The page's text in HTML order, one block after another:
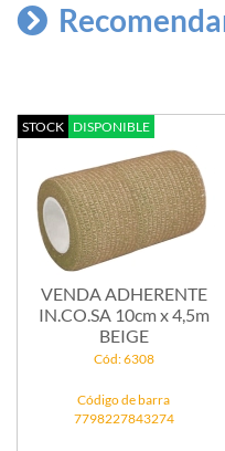
STOCK DISPONIBLE
VENDA ADHERENTE
IN.CO.SA 10cm x 4,5m
BEIGE
Cód: 6308
Código de barra
7798227843274